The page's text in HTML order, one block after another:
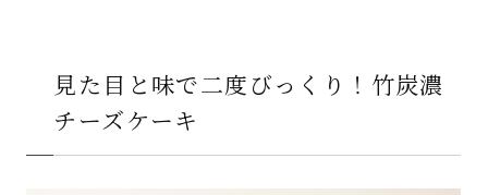
見た目と味で二度びっくり！竹炭濃
チーズケーキ